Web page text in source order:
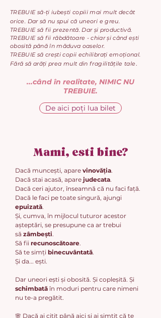
TREBUIE să-ți iubești copiii mai mult decât
orice. Dar să nu spui că uneori e greu.
TREBUIE să fii prezentă. Dar și productivă.
TREBUIE să fii răbdătoare - chiar și când ești
obosită până în măduva oaselor.
TREBUIE să crești copii echilibrați emoțional.
Fără să arăți prea mult din fragilitățile tale.
...când în realitate, NIMIC NU
TREBUIE.
De aici poți lua bilet
Mami, esti bine?
Dacă muncești, apare vinovăția.
Dacă stai acasă, apare judecata.
Dacă ceri ajutor, înseamnă că nu faci față.
Dacă le faci pe toate singură, ajungi
epuizată.
Și, cumva, în mijlocul tuturor acestor
așteptări, se presupune ca ar trebui
să zâmbești.
Să fii recunoscătoare.
Să te simți binecuvântată.
Și da... ești.
Dar uneori ești și obosită. Și copleșită. Și
schimbată în moduri pentru care nimeni
nu te-a pregătit.
🌸 Dacă ai citit până aici și ai simțit că te